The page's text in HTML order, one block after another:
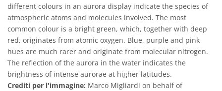
different colours in an aurora display indicate the species of
atmospheric atoms and molecules involved. The most
common colour is a bright green, which, together with deep
red, originates from atomic oxygen. Blue, purple and pink
hues are much rarer and originate from molecular nitrogen.
The reflection of the aurora in the water indicates the
brightness of intense aurorae at higher latitudes.
Crediti per l'immagine: Marco Migliardi on behalf of